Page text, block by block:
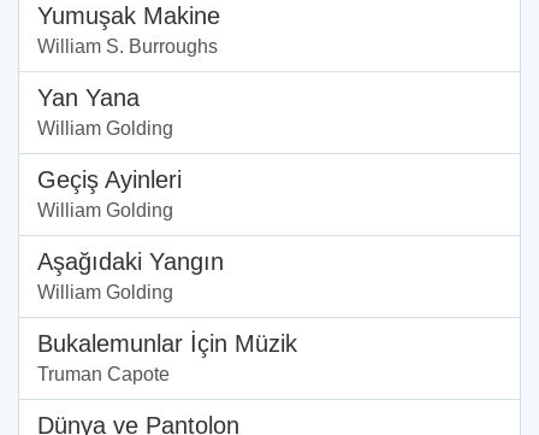
Yumuşak Makine
William S. Burroughs
Yan Yana
William Golding
Geçiş Ayinleri
William Golding
Aşağıdaki Yangın
William Golding
Bukalemunlar İçin Müzik
Truman Capote
Dünya ve Pantolon